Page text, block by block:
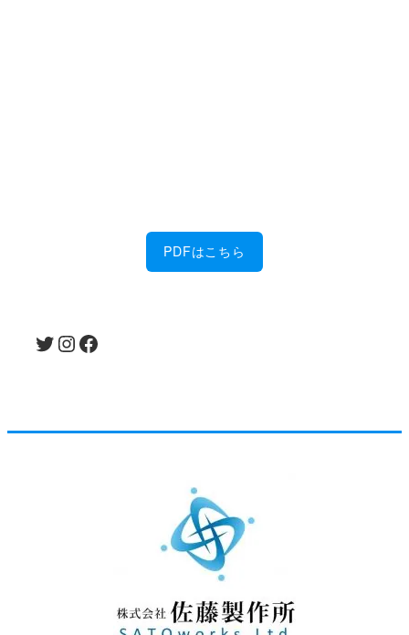
PDFはこちら
Twitter InstagramFacebook